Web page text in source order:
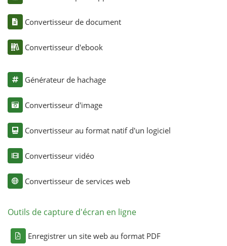
Convertisseur de document
Convertisseur d'ebook
Générateur de hachage
Convertisseur d'image
Convertisseur au format natif d'un logiciel
Convertisseur vidéo
Convertisseur de services web
Outils de capture d'écran en ligne
Enregistrer un site web au format PDF